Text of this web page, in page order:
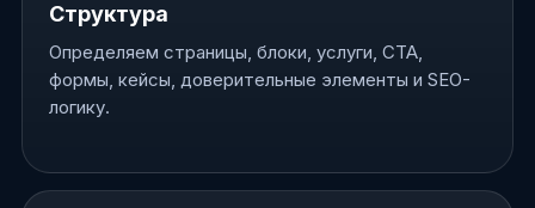
Структура
Определяем страницы, блоки, услуги, CTA,
формы, кейсы, доверительные элементы и SEO-
логику.